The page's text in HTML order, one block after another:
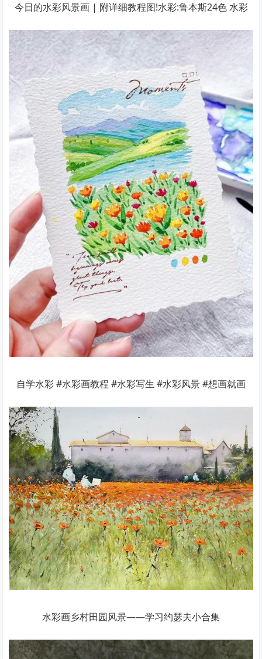
今日的水彩风景画 | 附详细教程图!水彩:鲁本斯24色 水彩
自学水彩 #水彩画教程 #水彩写生 #水彩风景 #想画就画
水彩画乡村田园风景——学习约瑟夫小合集